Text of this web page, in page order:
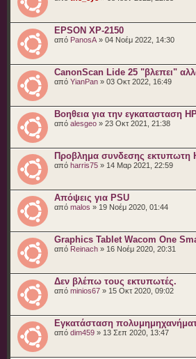
EPSON XP-2150
από PanosA » 04 Νοέμ 2022, 14:30
CanonScan Lide 25 "βλεπει"
από YianPan » 03 Οκτ 2022, 16:49
Βοηθεια για την εγκατασταση
από alesgeo » 23 Οκτ 2021, 21:38
Προβλημα συνδεσης εκτυπωτη
από harris75 » 14 Μαρ 2021, 22:59
Απόψεις για PSU
από malos » 19 Νοέμ 2020, 01:44
Graphics Tablet Wacom One
από Reinach » 16 Νοέμ 2020, 20:31
Δεν βλέπω τους εκτυπωτές.
από minios67 » 15 Οκτ 2020, 09:02
Εγκατάσταση
από dim459 » 13 Σεπ 2020, 13:47